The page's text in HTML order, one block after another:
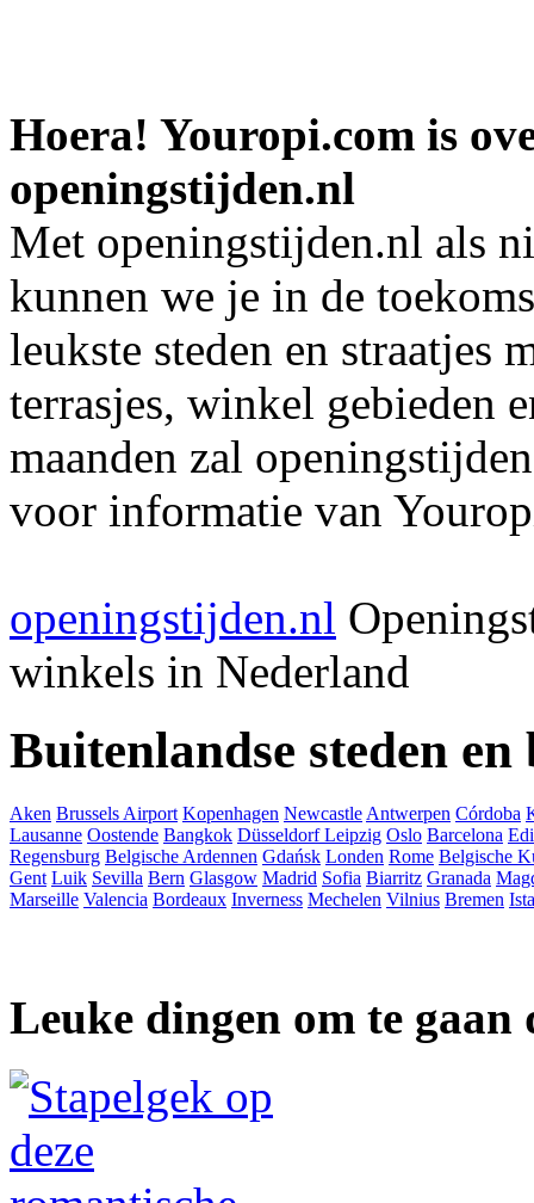
Hoera! Youropi.com is
openingstijden.nl
Met openingstijden.nl als
kunnen we je in de
leukste steden en straatjes
terrasjes, winkel gebieden
maanden zal
voor informatie van
openingstijden.nl
winkels in Nederland
Buitenlandse steden en
Aken Brussels Airport Kopenhagen Newcastle Antwerpen Córdoba
Lausanne Oostende Bangkok DüsseldorfLeipzig Oslo Barcelona
Regensburg Belgische Ardennen Gdańsk Londen Rome Belgische
Gent Luik Sevilla Bern Glasgow Madrid Sofia Biarritz Granada
Marseille Valencia Bordeaux Inverness Mechelen Vilnius Bremen
Leuke dingen om te gaan